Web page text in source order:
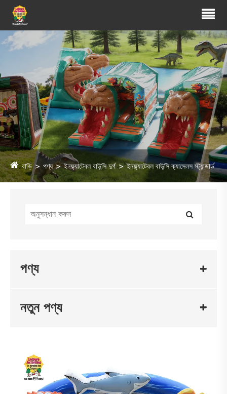
বাড়ি পণ্য ইনফ্ল্যাটেবল বাউন্সি দুর্গ ইনফ্ল্যাটেবল বাউন্সি ক্যাসেলস স্ট্যান্ডার্ড
পণ্য
নতুন পণ্য